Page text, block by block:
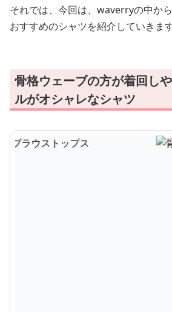
それでは、今回は、waverryの中か
おすすめのシャツを紹介していきま
骨格ウェーブの方が着回し
ルがオシャレなシャツ